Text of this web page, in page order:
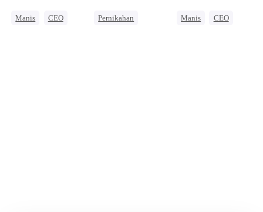
Manis
CEO
Pernikahan
Manis
CEO